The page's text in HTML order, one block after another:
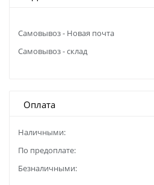
Самовывоз - Новая почта
Самовывоз - склад
Оплата
Наличными:
По предоплате:
Безналичными: